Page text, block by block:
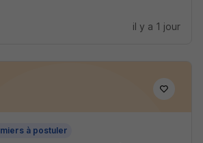
il y a 1 jour
à postuler